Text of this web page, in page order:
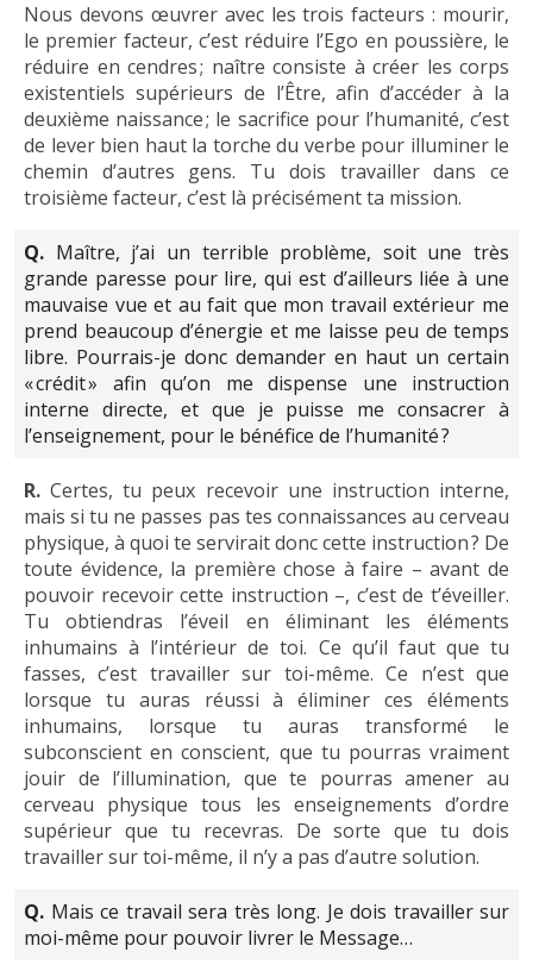
Nous devons œuvrer avec les trois facteurs : mourir,
le premier facteur, c’est réduire l’Ego en poussière, le
réduire en cendres ; naître consiste à créer les corps
existentiels supérieurs de l’Être, afin d’accéder à la
deuxième naissance ; le sacrifice pour l’humanité, c’est
de lever bien haut la torche du verbe pour illuminer le
chemin d’autres gens. Tu dois travailler dans ce
troisième facteur, c’est là précisément ta mission.
Q. Maître, j’ai un terrible problème, soit une très
grande paresse pour lire, qui est d’ailleurs liée à une
mauvaise vue et au fait que mon travail extérieur me
prend beaucoup d’énergie et me laisse peu de temps
libre. Pourrais-je donc demander en haut un certain
« crédit » afin qu’on me dispense une instruction
interne directe, et que je puisse me consacrer à
l’enseignement, pour le bénéfice de l’humanité ?
R. Certes, tu peux recevoir une instruction interne,
mais si tu ne passes pas tes connaissances au cerveau
physique, à quoi te servirait donc cette instruction ? De
toute évidence, la première chose à faire – avant de
pouvoir recevoir cette instruction –, c’est de t’éveiller.
Tu obtiendras l’éveil en éliminant les éléments
inhumains à l’intérieur de toi. Ce qu’il faut que tu
fasses, c’est travailler sur toi-même. Ce n’est que
lorsque tu auras réussi à éliminer ces éléments
inhumains, lorsque tu auras transformé le
subconscient en conscient, que tu pourras vraiment
jouir de l’illumination, que te pourras amener au
cerveau physique tous les enseignements d’ordre
supérieur que tu recevras. De sorte que tu dois
travailler sur toi-même, il n’y a pas d’autre solution.
Q. Mais ce travail sera très long. Je dois travailler sur
moi-même pour pouvoir livrer le Message…